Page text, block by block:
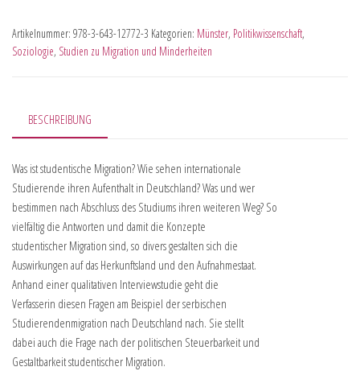
Artikelnummer: 978-3-643-12772-3 Kategorien: Münster, Politikwissenschaft,
Soziologie, Studien zu Migration und Minderheiten
BESCHREIBUNG
Was ist studentische Migration? Wie sehen internationale
Studierende ihren Aufenthalt in Deutschland? Was und wer
bestimmen nach Abschluss des Studiums ihren weiteren Weg? So
vielfältig die Antworten und damit die Konzepte
studentischer Migration sind, so divers gestalten sich die
Auswirkungen auf das Herkunftsland und den Aufnahmestaat.
Anhand einer qualitativen Interviewstudie geht die
Verfasserin diesen Fragen am Beispiel der serbischen
Studierendenmigration nach Deutschland nach. Sie stellt
dabei auch die Frage nach der politischen Steuerbarkeit und
Gestaltbarkeit studentischer Migration.